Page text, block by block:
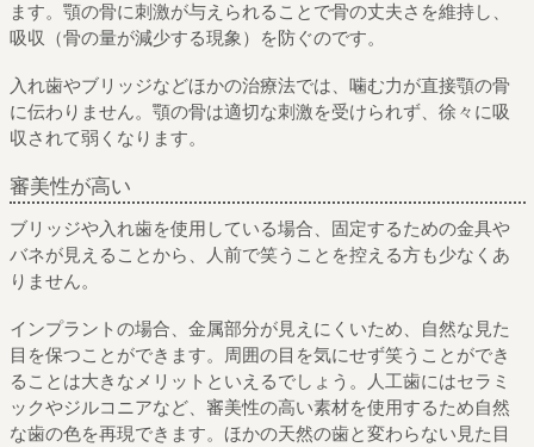
ます。顎の骨に刺激が与えられることで骨の丈夫さを維持し、
吸収（骨の量が減少する現象）を防ぐのです。
入れ歯やブリッジなどほかの治療法では、噛む力が直接顎の骨
に伝わりません。顎の骨は適切な刺激を受けられず、徐々に吸
収されて弱くなります。
審美性が高い
ブリッジや入れ歯を使用している場合、固定するための金具や
バネが見えることから、人前で笑うことを控える方も少なくあ
りません。
インプラントの場合、金属部分が見えにくいため、自然な見た
目を保つことができます。周囲の目を気にせず笑うことができ
ることは大きなメリットといえるでしょう。人工歯にはセラミ
ックやジルコニアなど、審美性の高い素材を使用するため自然
な歯の色を再現できます。ほかの天然の歯と変わらない見た目